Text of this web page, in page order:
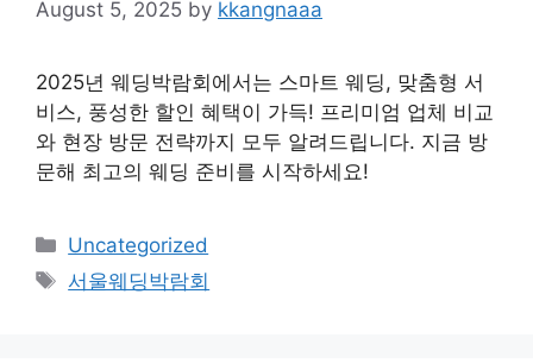
August 5, 2025 by kkangnaaa
2025년 웨딩박람회에서는 스마트 웨딩, 맞춤형 서
비스, 풍성한 할인 혜택이 가득! 프리미엄 업체 비교
와 현장 방문 전략까지 모두 알려드립니다. 지금 방
문해 최고의 웨딩 준비를 시작하세요!
Categories
Uncategorized
Tags
서울웨딩박람회